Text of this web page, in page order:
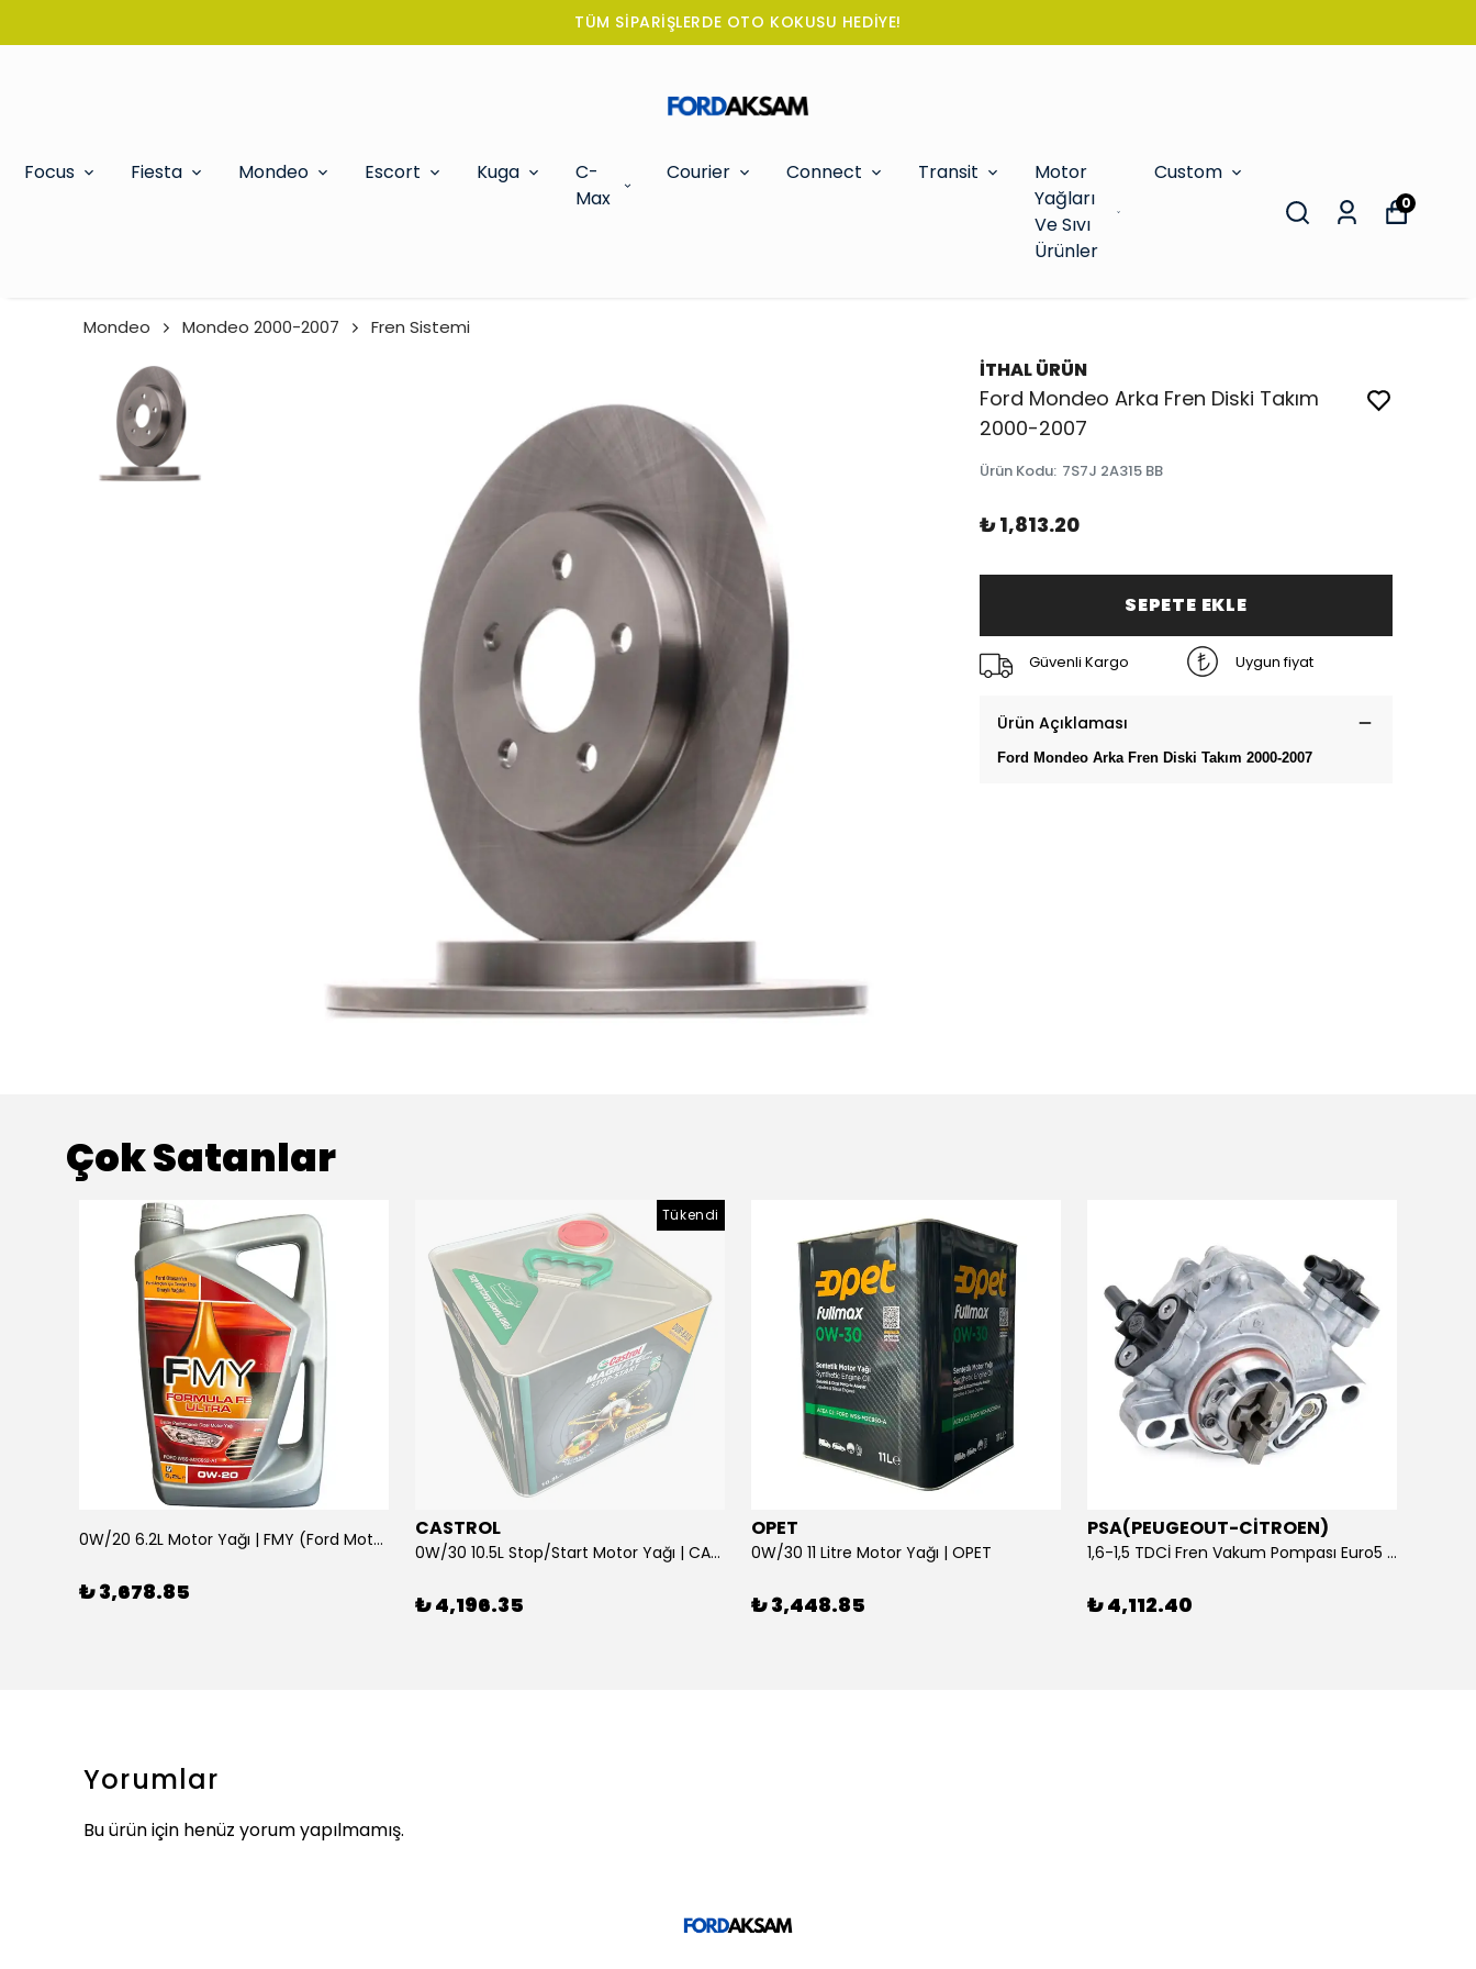
TÜM SİPARİŞLERDE OTO KOKUSU HEDİYE!
Focus Fiesta Mondeo Escort Kuga
C-
Max
Courier Connect Transit
Motor
Yağları
Ve Sıvı
Ürünler
Custom
0
Mondeo Mondeo 2000-2007 Fren Sistemi
İTHAL ÜRÜN
Ford Mondeo Arka Fren Diski Takım
2000-2007
Ürün Kodu: 7S7J 2A315 BB
₺ 1,813.20
SEPETE EKLE
Güvenli Kargo Uygun fiyat
Ürün Açıklaması
Ford Mondeo Arka Fren Diski Takım 2000-2007
Çok Satanlar
0W/20 6.2L Motor Yağı | FMY (Ford Motor Yağları)
₺ 3,678.85
Tükendi
CASTROL
0W/30 10.5L Stop/Start Motor Yağı | CASTROL
₺ 4,196.35
OPET
0W/30 11 Litre Motor Yağı | OPET
₺ 3,448.85
PSA(PEUGEOUT-CİTROEN)
1,6-1,5 TDCİ Fren Vakum Pompası Euro5 2013-2018 | ORİJİNAL
₺ 4,112.40
Yorumlar
Bu ürün için henüz yorum yapılmamış.